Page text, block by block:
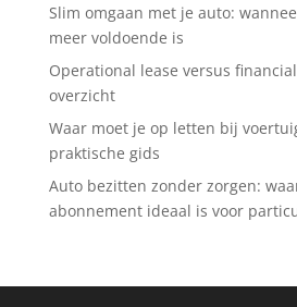
Slim omgaan met je auto:
meer voldoende is
Operational lease versus
overzicht
Waar moet je op letten bij
praktische gids
Auto bezitten zonder zorgen:
abonnement ideaal is voor